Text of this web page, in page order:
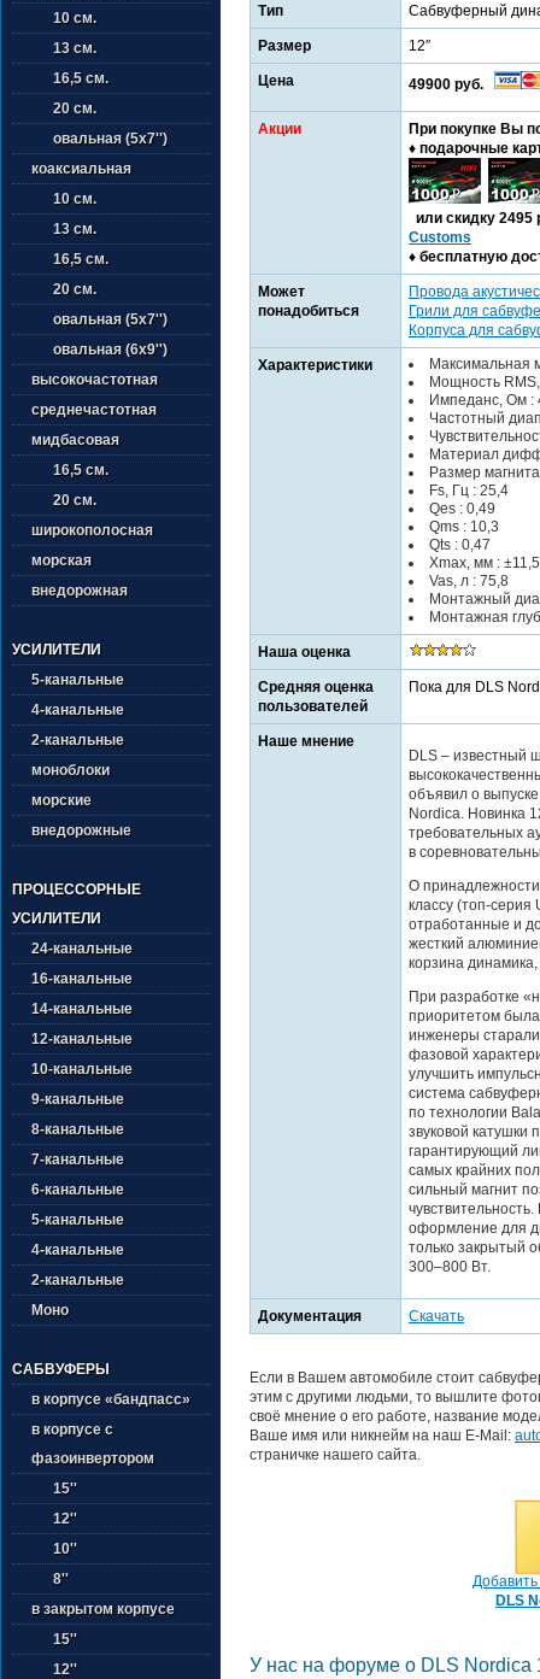
10 см.
13 см.
16,5 см.
20 см.
овальная (5х7'')
коаксиальная
10 см.
13 см.
16,5 см.
20 см.
овальная (5х7'')
овальная (6х9'')
высокочастотная
среднечастотная
мидбасовая
16,5 см.
20 см.
широкополосная
морская
внедорожная
УСИЛИТЕЛИ
5-канальные
4-канальные
2-канальные
моноблоки
морские
внедорожные
ПРОЦЕССОРНЫЕ
УСИЛИТЕЛИ
24-канальные
16-канальные
14-канальные
12-канальные
10-канальные
9-канальные
8-канальные
7-канальные
6-канальные
5-канальные
4-канальные
2-канальные
Моно
САБВУФЕРЫ
в корпусе «бандпасс»
в корпусе с
фазоинвертором
15''
12''
10''
8''
в закрытом корпусе
15''
12''
Тип Сабвуферный
Размер 12″
Цена 49900 руб.
Акции
При покупке Вы
♦ подарочные
или cкидку 2495
Customs
♦ бесплатную
Может
понадобиться
Провода
Грили для
Корпуса для
Характеристики
Максимальная
Мощность
Импеданс, Ом :
Частотный
Материал
Размер
Fs, Гц : 25,4
Qes : 0,49
Qms : 10,3
Qts : 0,47
Xmax, мм : ±11,5
Vas, л : 75,8
Монтажный
Монтажная
Наша оценка
Средняя оценка
пользователей
Пока для DLS
Наше мнение
DLS – известный
объявил о
Nordica. Новинка
требовательных
в
О
классу (топ-серия
отработанные и
жесткий
корзина
При разработке
приоритетом
инженеры
фазовой
улучшить
система
по технологии
звуковой катушки
гарантирующий
самых крайних
сильный магнит
оформление для
только закрытый
300–800 Вт.
Документация Скачать
Если в Вашем автомобиле стоит
этим с другими людьми, то вышлите
своё мнение о его работе, название
Ваше имя или никнейм на наш E-Mail:
страничке нашего сайта.
DLS
У нас на форуме о DLS Nordica